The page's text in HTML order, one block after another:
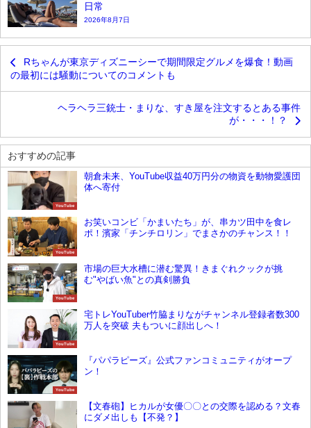
日常
2026年8月7日
Rちゃんが東京ディズニーシーで期間限定グルメを爆食！動画
の最初には騒動についてのコメントも
ヘラヘラ三銃士・まりな、すき屋を注文するとある事件
が・・・！？
おすすめの記事
YouTube
朝倉未来、YouTube収益40万円分の物資を動物愛護団
体へ寄付
YouTube
お笑いコンビ「かまいたち」が、串カツ田中を食レ
ポ！濱家「チンチロリン」でまさかのチャンス！！
YouTube
市場の巨大水槽に潜む驚異！きまぐれクックが挑
む"やばい魚"との真剣勝負
YouTube
宅トレYouTuber竹脇まりながチャンネル登録者数300
万人を突破 夫もついに顔出しへ！
YouTube
『パパラピーズ』公式ファンコミュニティがオープ
ン！
【文春砲】ヒカルが女優〇〇との交際を認める？文春
にダメ出しも【不発？】